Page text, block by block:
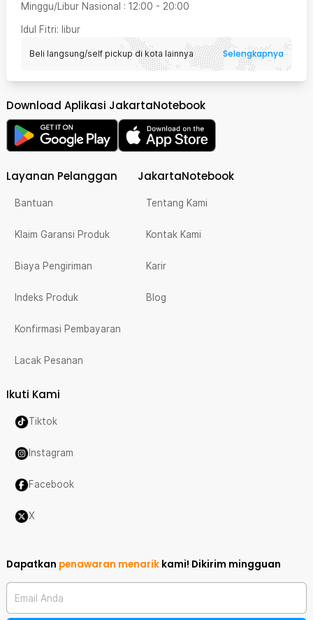
Minggu/Libur Nasional : 12:00 - 20:00
Idul Fitri: libur
Beli langsung/self pickup di kota lainnya Selengkapnya
Download Aplikasi JakartaNotebook
Layanan Pelanggan
Bantuan
Klaim Garansi Produk
Biaya Pengiriman
Indeks Produk
Konfirmasi Pembayaran
Lacak Pesanan
JakartaNotebook
Tentang Kami
Kontak Kami
Karir
Blog
Ikuti Kami
Tiktok
Instagram
Facebook
X
Dapatkan penawaran menarik kami! Dikirim mingguan
Email Anda